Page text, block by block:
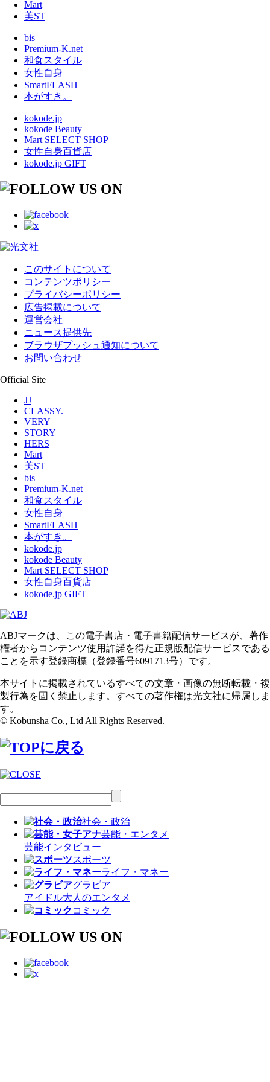
Mart
美ST
bis
Premium-K.net
和食スタイル
女性自身
SmartFLASH
本がすき。
kokode.jp
kokode Beauty
Mart SELECT SHOP
女性自身百貨店
kokode.jp GIFT
このサイトについて
コンテンツポリシー
プライバシーポリシー
広告掲載について
運営会社
ニュース提供先
ブラウザプッシュ通知について
お問い合わせ
Official Site
JJ
CLASSY.
VERY
STORY
HERS
Mart
美ST
bis
Premium-K.net
和食スタイル
女性自身
SmartFLASH
本がすき。
kokode.jp
kokode Beauty
Mart SELECT SHOP
女性自身百貨店
kokode.jp GIFT
ABJマークは、この電子書店・電子書籍配信サービスが、著作
権者からコンテンツ使用許諾を得た正規版配信サービスである
ことを示す登録商標（登録番号6091713号）です。
本サイトに掲載されているすべての文章・画像の無断転載・複
製行為を固く禁止します。すべての著作権は光文社に帰属しま
す。
© Kobunsha Co., Ltd All Rights Reserved.
社会・政治
芸能・エンタメ
芸能インタビュー
スポーツ
ライフ・マネー
グラビア
アイドル大人のエンタメ
コミック